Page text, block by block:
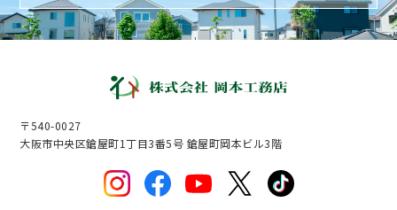
〒540-0027
大阪市中央区鎗屋町1丁目3番5号 鎗屋町岡本ビル3階